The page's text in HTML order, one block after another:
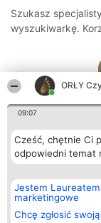
ORŁY
09:07
Cześć, chętnie Ci
odpowiedni temat
Jestem
marketingowe
Chcę zgłosić
Szukasz
wyszukiwarkę.
Organizator
Bright Side Solutions sp. z
o. sp. k.
ul. Ruska 22
Wrocław 50-079